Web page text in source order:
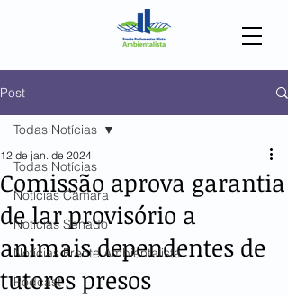
Post
Todas Notícias
Notícias Câmara
Notícias Senado
Notícias Frente Ambientalista
Podcast
Todas Notícias
Comissão aprova garantia
de lar provisório a
animais dependentes de
tutores presos
12 de jan. de 2024